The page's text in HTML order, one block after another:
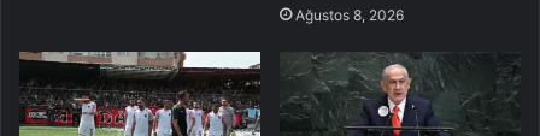
Ağustos 8, 2026